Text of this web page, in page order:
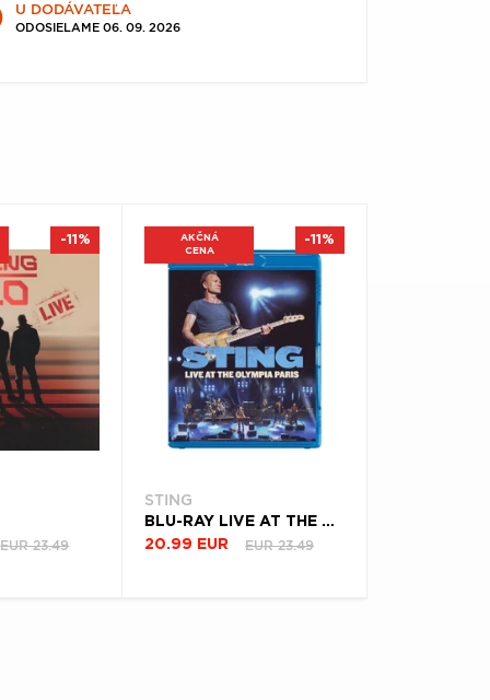
U DODÁVATEĽA
ODOSIELAME 06. 09. 2026
EUR 23.49
-11%
AKČNÁ
CENA
STING
BLU-RAY LIVE AT THE OLYMPIA PARIS
20.99 EUR
EUR 23.49
-11%